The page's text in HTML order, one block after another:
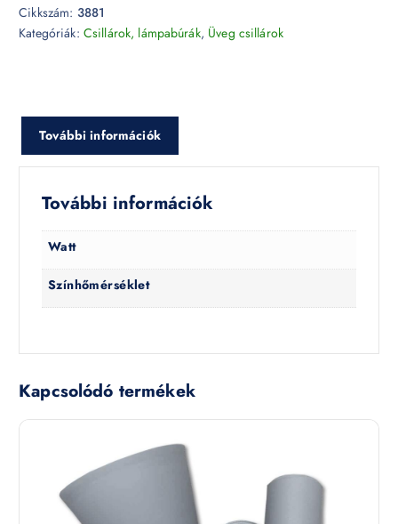
Cikkszám: 3881
Kategóriák: Csillárok, lámpabúrák, Üveg csillárok
További információk
További információk
Watt
Színhőmérséklet
Kapcsolódó termékek